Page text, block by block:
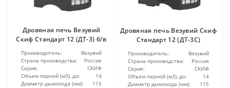
Дровяная печь Везувий
Скиф Стандарт 12 (ДТ-3) б/в
Производитель:
Везувий
Страна производства:
Россия
Серия:
СКИФ
Объем парной (м3), до:
14
Диаметр дымохода (мм):
115
Дровяная печь Везувий Скиф
Стандарт 12 (ДТ-3С)
Производитель:
Везувий
Страна производства:
Россия
Серия:
СКИФ
Объем парной (м3), до:
14
Диаметр дымохода (мм):
115